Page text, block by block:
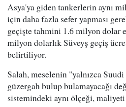
Asya'ya giden tankerlerin aynı
için daha fazla sefer yapması
geçişte tahmini 1.6 milyon dolar
milyon dolarlık Süveyş geçiş
belirtiliyor.
Salah, meselenin "yalnızca
güzergah bulup bulamayacağı
sistemindeki aynı ölçeği,